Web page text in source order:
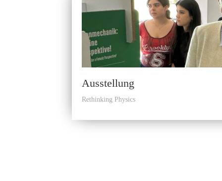
Ausstellung
Rethinking Physics